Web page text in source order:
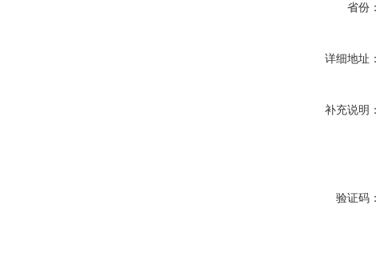
省份：
详细地址：
补充说明：
验证码：